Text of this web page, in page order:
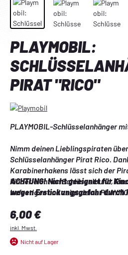
PLAYMOBIL:
PIRAT "RICO"
PLAYMOBIL-Schlüsselanhänger
Nimm deinen Lieblingspiraten
Schlüsselanhänger Pirat Rico.
Karabinerhakens lässt sich der
kinderleicht an Schlüsselbund,
befestigen und zeigt deine
Der PLAYMOBIL-Rico
Möglichkeit, Schlüssel sicher und
oder deinen Sachen eine
ACHTUNG! Nicht geeignet für
wegen Erstickungsgefahr durch
Regulärer Preis:
6,00 €
inkl. Mwst.
Nicht auf Lager